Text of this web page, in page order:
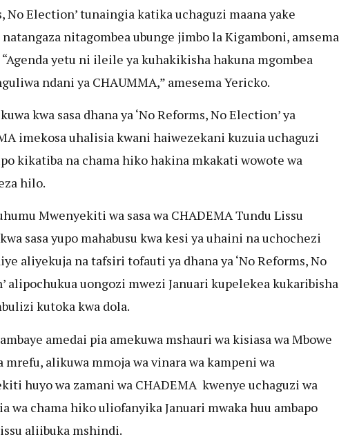
No Election’ tunaingia katika uchaguzi maana yake
natangaza nitagombea ubunge jimbo la Kigamboni, amsema
yetu ni ileile ya kuhakikisha hakuna mgombea
ndani ya CHAUMMA,” amesema Yericko.
kwa sasa dhana ya ‘No Reforms, No Election’ ya
imekosa uhalisia kwani haiwezekani kuzuia uchaguzi
kikatiba na chama hiko hakina mkakati wowote wa
hilo.
Mwenyekiti wa sasa wa CHADEMA Tundu Lissu
sasa yupo mahabusu kwa kesi ya uhaini na uchochezi
aliyekuja na tafsiri tofauti ya dhana ya ‘No Reforms, No
alipochukua uongozi mwezi Januari kupelekea kukaribisha
kutoka kwa dola.
amedai pia amekuwa mshauri wa kisiasa wa Mbowe
mrefu, alikuwa mmoja wa vinara wa kampeni wa
huyo wa zamani wa CHADEMA kwenye uchaguzi wa
wa chama hiko uliofanyika Januari mwaka huu ambapo
aliibuka mshindi.